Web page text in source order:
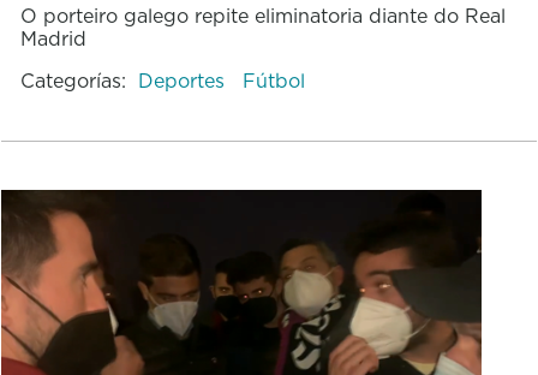
O porteiro galego repite eliminatoria diante do Real
Madrid
Categorías: Deportes Fútbol